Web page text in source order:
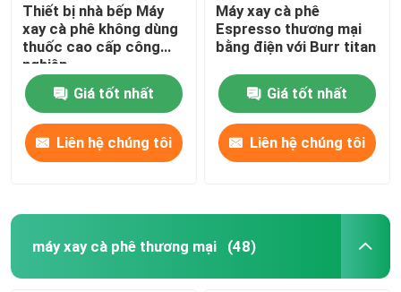
Thiết bị nhà bếp Máy
xay cà phê không dùng
thuốc cao cấp công
nghiệp
Giá tốt nhất
Liên hệ chúng tôi
Máy xay cà phê
Espresso thương mại
bằng điện với Burr titan
Giá tốt nhất
Liên hệ chúng tôi
máy xay cà phê thương mại (48)